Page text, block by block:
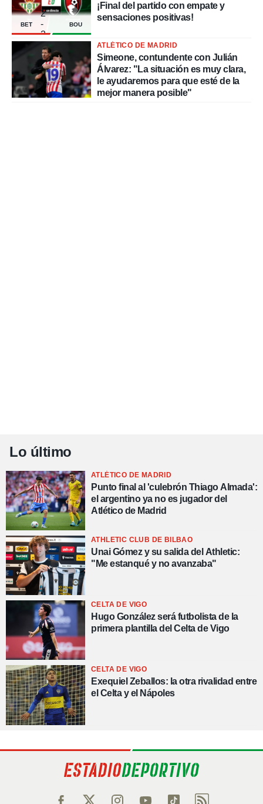
BET
2
-
2
BOU
¡Final del partido con empate y
sensaciones positivas!
ATLÉTICO DE MADRID
Simeone, contundente con Julián
Álvarez: "La situación es muy clara,
le ayudaremos para que esté de la
mejor manera posible"
Lo último
ATLÉTICO DE MADRID
Punto final al 'culebrón Thiago Almada':
el argentino ya no es jugador del
Atlético de Madrid
ATHLETIC CLUB DE BILBAO
Unai Gómez y su salida del Athletic:
"Me estanqué y no avanzaba"
CELTA DE VIGO
Hugo González será futbolista de la
primera plantilla del Celta de Vigo
CELTA DE VIGO
Exequiel Zeballos: la otra rivalidad entre
el Celta y el Nápoles